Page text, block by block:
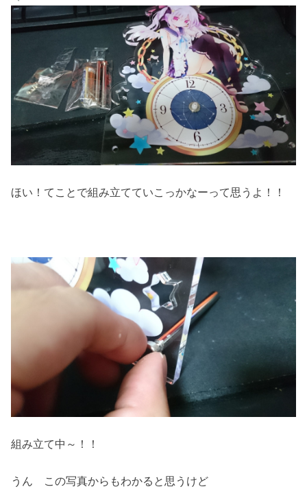
ほい！てことで組み立てていこっかなーって思うよ！！
組み立て中～！！
うん この写真からもわかると思うけど